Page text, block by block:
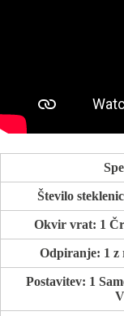
Število
Okvir vrat: 1
Odpiranje: 1 z
Postavitev: 1